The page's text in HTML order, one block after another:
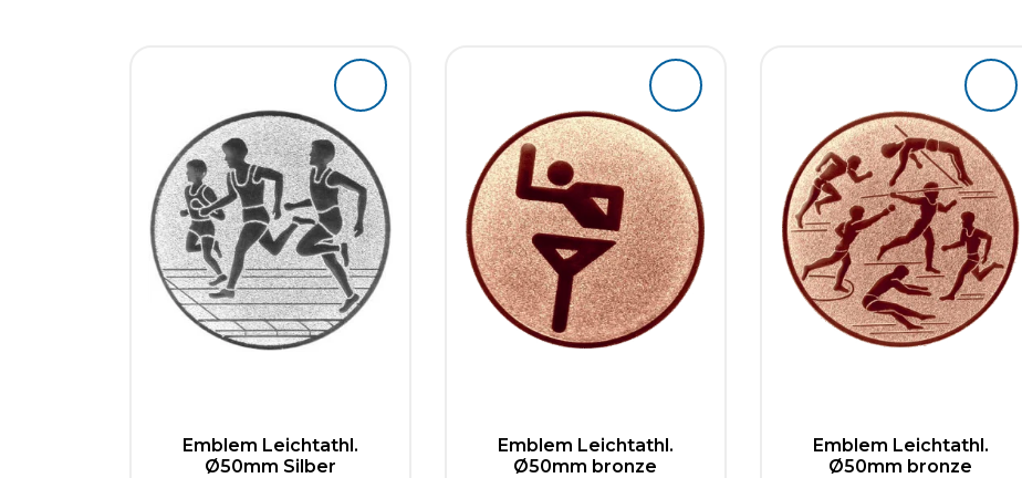
Emblem Leichtathl.
Ø50mm Silber
Emblem Leichtathl.
Ø50mm bronze
Emblem Leichtathl.
Ø50mm bronze